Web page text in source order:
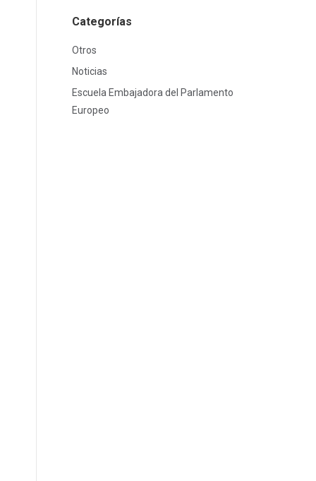
Categorías
Otros
Noticias
Escuela Embajadora del Parlamento
Europeo